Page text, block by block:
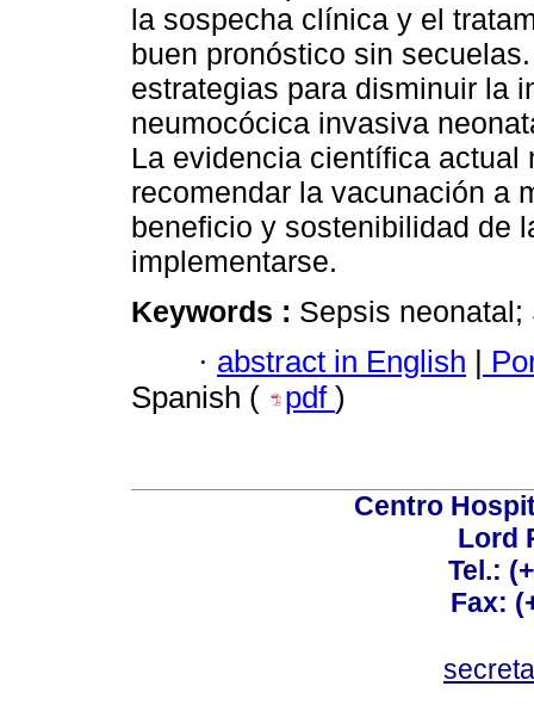
la sospecha clínica y el
buen pronóstico sin
estrategias para disminuir la
neumocócica invasiva
La evidencia científica actual
recomendar la vacunación a
beneficio y sostenibilidad de
implementarse.
Keywords : Sepsis
· abstract in English
Spanish (
pdf )
Centro
Lord
Tel.:
Fax: